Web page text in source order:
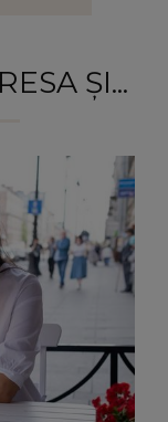
ȘI...